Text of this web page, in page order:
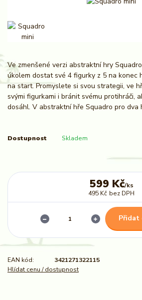
Ve zmenšené verzi abstraktní hry
úkolem dostat své 4 figurky z 5 na konec
na start. Promyslete si svou strategii, ve
svými figurkami i bránit svému protihráči,
dosáhl. V abstraktní hře Squadro pro dva
Dostupnost Skladem
599 Kč/ks
495 Kč bez DPH
Přidat
EAN kód:
3421271322115
Hlídat cenu / dostupnost